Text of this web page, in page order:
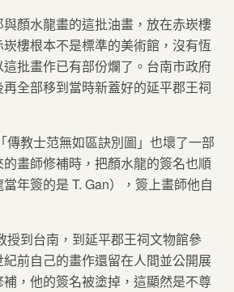
顏水龍畫的這批油畫，放在赤崁樓
樓根本不是標準的美術館，沒有恆
批畫作已有部份爛了。台南市政府
全部移到當時新蓋好的延平郡王祠
傳教士范無如區訣別圖」也壞了一部
畫師修補時，把顏水龍的簽名也順
年簽的是 T. Gan），簽上畫師他自
授到台南，到延平郡王祠文物館參
前自己的畫作還留在人間並公開展
，他的簽名被塗掉，這顯然是不尊